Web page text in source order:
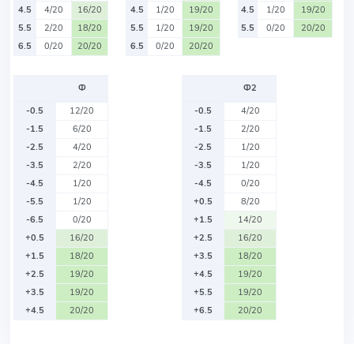
4.5
4/20
16/20
5.5
2/20
18/20
6.5
0/20 20/20
4.5
1/20
19/20
5.5
1/20
19/20
6.5
0/20 20/20
4.5
1/20
19/20
5.5
0/20 20/20
Ф
-0.5
12/20
-1.5
6/20
-2.5
4/20
-3.5
2/20
-4.5
1/20
-5.5
1/20
-6.5
0/20
+0.5
16/20
+1.5
18/20
+2.5
19/20
+3.5
19/20
+4.5
20/20
Ф2
-0.5
4/20
-1.5
2/20
-2.5
1/20
-3.5
1/20
-4.5
0/20
+0.5
8/20
+1.5
14/20
+2.5
16/20
+3.5
18/20
+4.5
19/20
+5.5
19/20
+6.5
20/20